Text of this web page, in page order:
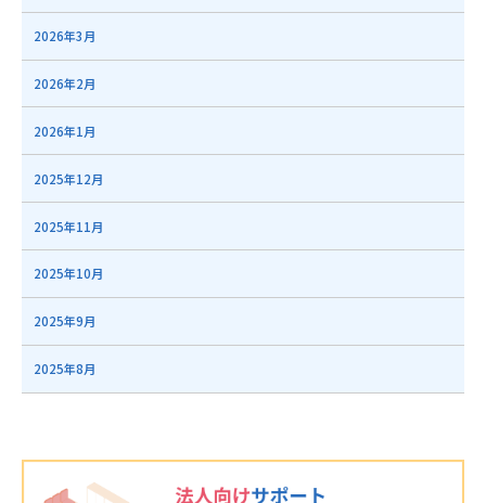
2026年3月
2026年2月
2026年1月
2025年12月
2025年11月
2025年10月
2025年9月
2025年8月